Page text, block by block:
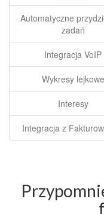
Automatyczne
zadań
Integracja VoIP
Wykresy lejkowe
Interesy
Integracja z